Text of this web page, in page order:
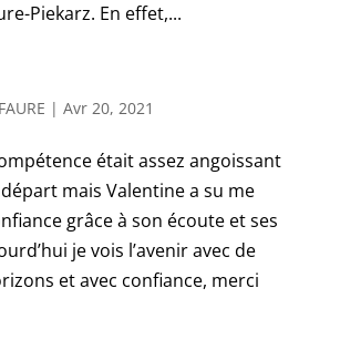
Piekarz. En effet,...
| Avr 20, 2021
était assez angoissant
mais Valentine a su me
grâce à son écoute et ses
je vois l’avenir avec de
et avec confiance, merci